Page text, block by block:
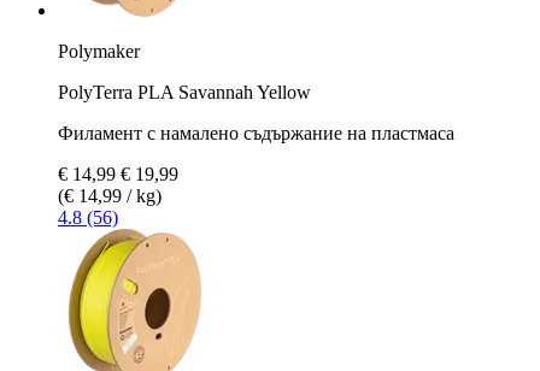
Polymaker
PolyTerra PLA Savannah Yellow
Филамент с намалено съдържание на пластмаса
€ 14,99 € 19,99
(€ 14,99 / kg)
4.8 (56)